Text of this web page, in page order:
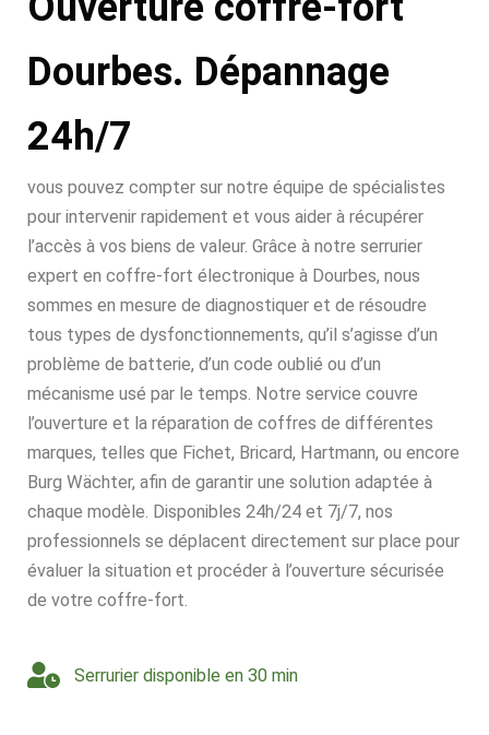
Dourbes. Dépannage
24h/7
vous pouvez compter sur notre équipe de spécialistes
pour intervenir rapidement et vous aider à récupérer
l’accès à vos biens de valeur. Grâce à notre serrurier
expert en coffre-fort électronique à Dourbes, nous
sommes en mesure de diagnostiquer et de résoudre
tous types de dysfonctionnements, qu’il s’agisse d’un
problème de batterie, d’un code oublié ou d’un
mécanisme usé par le temps. Notre service couvre
l’ouverture et la réparation de coffres de différentes
marques, telles que Fichet, Bricard, Hartmann, ou encore
Burg Wächter, afin de garantir une solution adaptée à
chaque modèle. Disponibles 24h/24 et 7j/7, nos
professionnels se déplacent directement sur place pour
évaluer la situation et procéder à l’ouverture sécurisée
de votre coffre-fort.
Serrurier disponible en 30 min